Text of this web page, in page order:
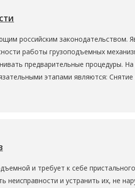
российским законодательством.
работы грузоподъемных
предварительные процедуры.
этапами являются:
и требует к себе
и устранить их, не